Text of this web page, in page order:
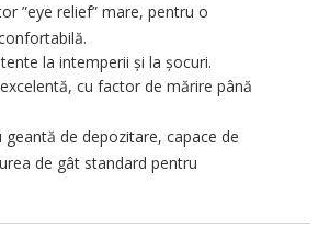
”eye relief” mare, pentru o
la intemperii și la șocuri.
cu factor de mărire până
geantă de depozitare, capace de
de gât standard pentru